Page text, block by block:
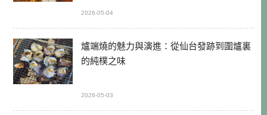
2026-05-04
爐端燒的魅力與演進：從仙台發跡到圍爐裏
的純樸之味
2026-05-03